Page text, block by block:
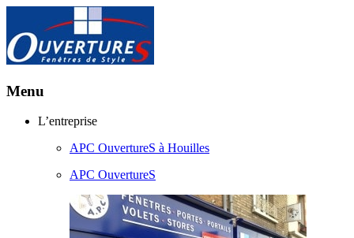
Menu
Aller
L’entreprise
APC OuvertureS à Houilles
APC OuvertureS